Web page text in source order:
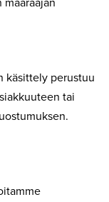
käsittely perustuu
tai